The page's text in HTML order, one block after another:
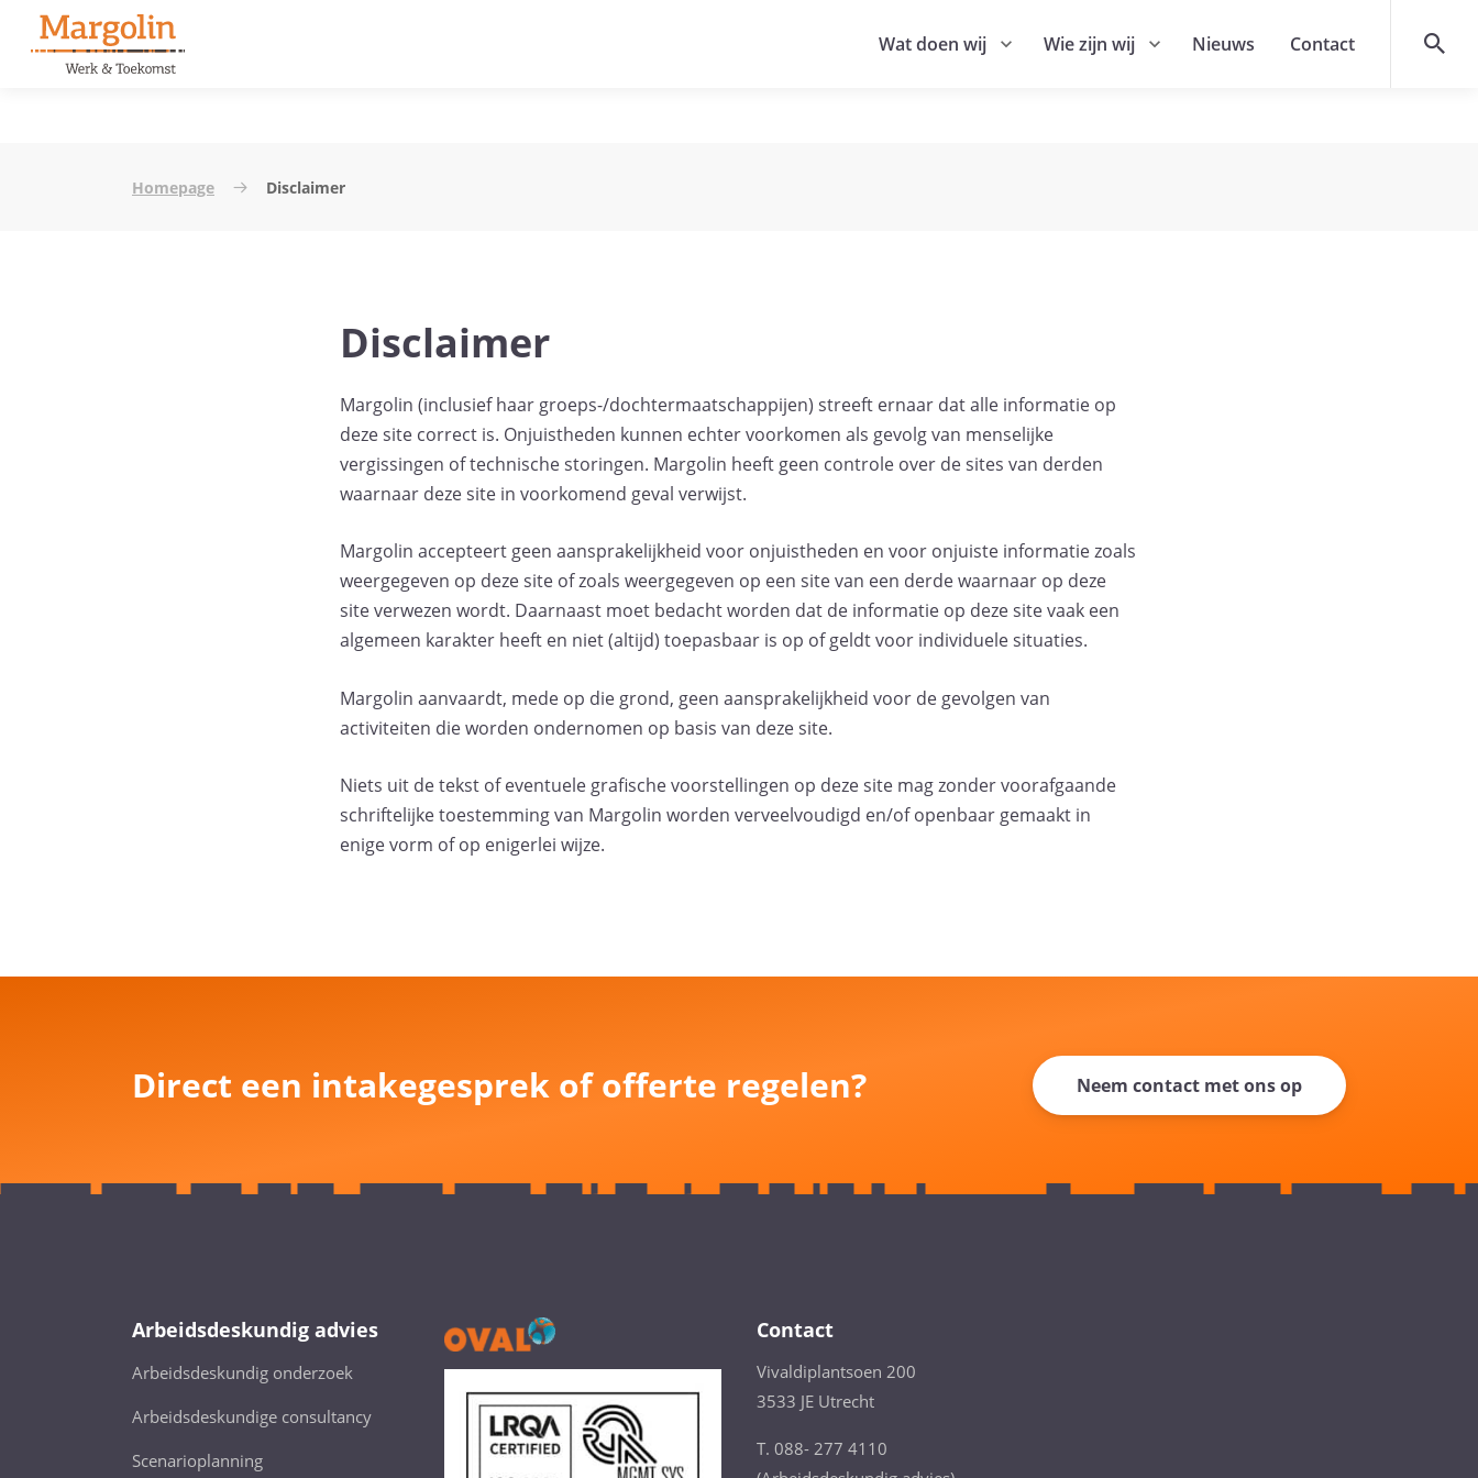
Wat doen wij Wie zijn wij Nieuws Contact
Homepage Disclaimer
Disclaimer
Margolin (inclusief haar groeps-/dochtermaatschappijen) streeft ernaar dat alle informatie op
deze site correct is. Onjuistheden kunnen echter voorkomen als gevolg van menselijke
vergissingen of technische storingen. Margolin heeft geen controle over de sites van derden
waarnaar deze site in voorkomend geval verwijst.
Margolin accepteert geen aansprakelijkheid voor onjuistheden en voor onjuiste informatie zoals
weergegeven op deze site of zoals weergegeven op een site van een derde waarnaar op deze
site verwezen wordt. Daarnaast moet bedacht worden dat de informatie op deze site vaak een
algemeen karakter heeft en niet (altijd) toepasbaar is op of geldt voor individuele situaties.
Margolin aanvaardt, mede op die grond, geen aansprakelijkheid voor de gevolgen van
activiteiten die worden ondernomen op basis van deze site.
Niets uit de tekst of eventuele grafische voorstellingen op deze site mag zonder voorafgaande
schriftelijke toestemming van Margolin worden verveelvoudigd en/of openbaar gemaakt in
enige vorm of op enigerlei wijze.
Direct een intakegesprek of offerte regelen? Neem contact met ons op
Arbeidsdeskundig advies
Arbeidsdeskundig onderzoek
Arbeidsdeskundige consultancy
Scenarioplanning
Contact
Vivaldiplantsoen 200
3533 JE Utrecht
T. 088- 277 4110